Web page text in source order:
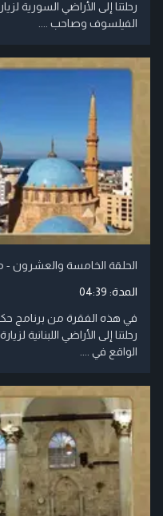
رحلتنا إلى الأراضي السورية
الفيلسوف وصاحب ....
الحلقة الخامسة والعشرون
المدة: 04:39
في هذه الفقرة من برنامج
رحلتنا إلى الأراضي اللبنانية
الواقع في ....